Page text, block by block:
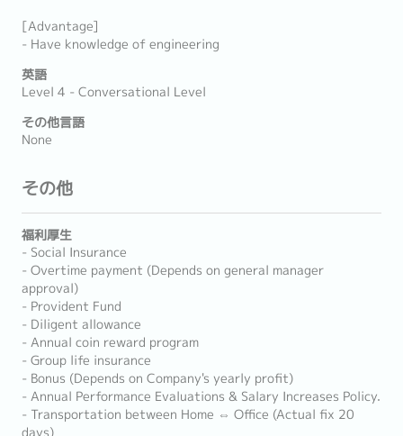
[Advantage]
- Have knowledge of engineering
英語
Level 4 - Conversational Level
その他言語
None
その他
福利厚生
- Social Insurance
- Overtime payment (Depends on general manager
approval)
- Provident Fund
- Diligent allowance
- Annual coin reward program
- Group life insurance
- Bonus (Depends on Company's yearly profit)
- Annual Performance Evaluations & Salary Increases Policy.
- Transportation between Home ⇔ Office (Actual fix 20
days)